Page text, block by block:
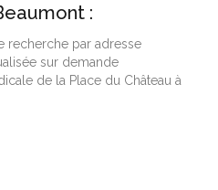
:
recherche par adresse
sur demande
de la Place du Château à